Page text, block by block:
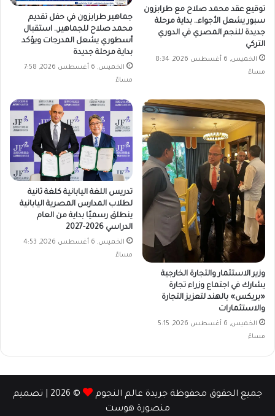
توقيع عقد محمد صلاح مع طرابزون
سبور يشعل الأجواء.. بداية مرحلة
جديدة للنجم المصري في الدوري
التركي
الخميس, 6 أغسطس 2026, 8:34
مساءً
جماهير طرابزون في حفل تقديم
محمد صلاح للجماهير.. استقبال
أسطوري يشعل المدرجات ويؤكد
بداية مرحلة جديدة
الخميس, 6 أغسطس 2026, 7:58
مساءً
وزير الاستثمار والتجارة الخارجية
يشارك في اجتماع وزراء تجارة
«بريكس» بالهند لتعزيز التجارة
والاستثمارات
الخميس, 6 أغسطس 2026, 5:15
مساءً
تدريس اللغة اليابانية كلغة ثانية
لطلاب المدارس المصرية اليابانية
ينطلق رسميًا بداية من العام
الدراسي 2026-2027
الخميس, 6 أغسطس 2026, 4:53
مساءً
جميع الحقوق محفوظة جريدة عالم النجوم
© 2026 | تصميم
منصورة هوست